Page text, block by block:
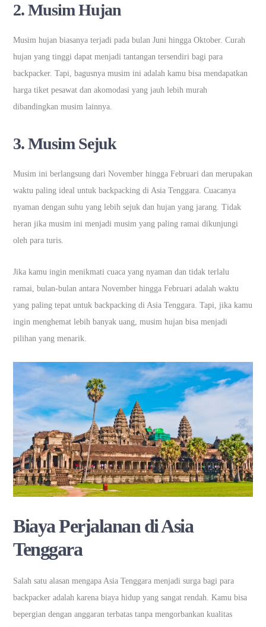
2.Musim Hujan
Musim hujan biasanya terjadi pada bulan Juni hingga Oktober. Curah
hujan yang tinggi dapat menjadi tantangan tersendiri bagi para
backpacker. Tapi, bagusnya musim ini adalah kamu bisa mendapatkan
harga tiket pesawat dan akomodasi yang jauh lebih murah
dibandingkan musim lainnya.
3.Musim Sejuk
Musim ini berlangsung dari November hingga Februari dan merupakan
waktu paling ideal untuk backpacking di Asia Tenggara. Cuacanya
nyaman dengan suhu yang lebih sejuk dan hujan yang jarang. Tidak
heran jika musim ini menjadi musim yang paling ramai dikunjungi
oleh para turis.
Jika kamu ingin menikmati cuaca yang nyaman dan tidak terlalu
ramai, bulan-bulan antara November hingga Februari adalah waktu
yang paling tepat untuk backpacking di Asia Tenggara. Tapi, jika kamu
ingin menghemat lebih banyak uang, musim hujan bisa menjadi
pilihan yang menarik.
Biaya Perjalanan di Asia
Tenggara
Salah satu alasan mengapa Asia Tenggara menjadi surga bagi para
backpacker adalah karena biaya hidup yang sangat rendah. Kamu bisa
bepergian dengan anggaran terbatas tanpa mengorbankan kualitas